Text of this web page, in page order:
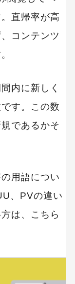
直帰率が高
コンテンツ
内に新しく
す。この数
であるかそ
用語につい
、PVの違い
は、こちら